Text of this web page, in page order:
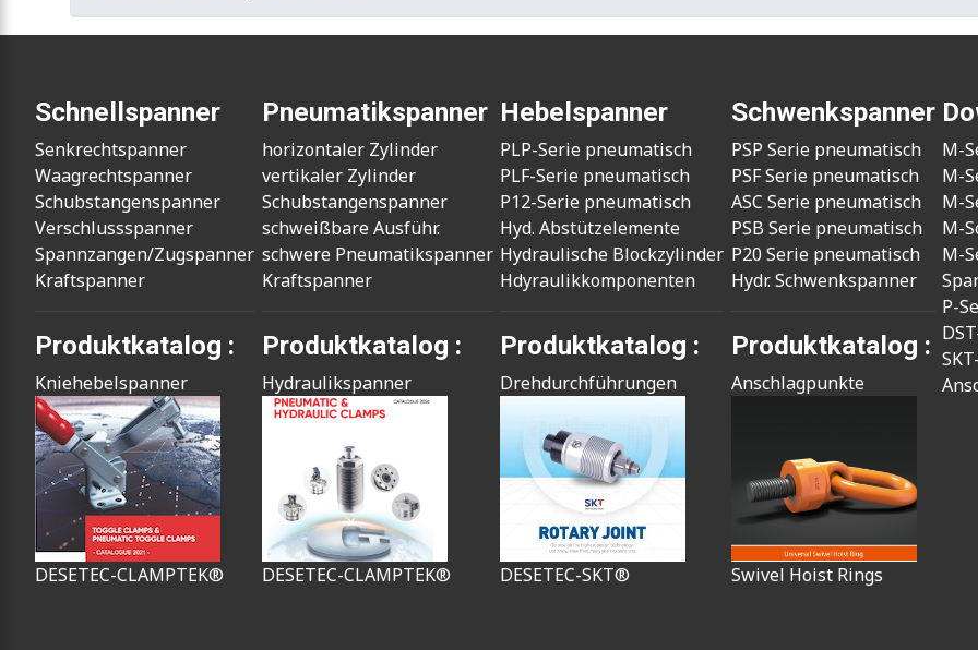
Schnellspanner
Senkrechtspanner
Waagrechtspanner
Schubstangenspanner
Verschlussspanner
Spannzangen/Zugspanner
Kraftspanner
Produktkatalog :
Kniehebelspanner
DESETEC-CLAMPTEK®
Pneumatikspanner
horizontaler Zylinder
vertikaler Zylinder
Schubstangenspanner
schweißbare Ausführ.
schwere Pneumatikspanner
Kraftspanner
Produktkatalog :
Hydraulikspanner
DESETEC-CLAMPTEK®
Hebelspanner
PLP-Serie pneumatisch
PLF-Serie pneumatisch
P12-Serie pneumatisch
Hyd. Abstützelemente
Hydraulische Blockzylinder
Hdyraulikkomponenten
Produktkatalog :
Drehdurchführungen
DESETEC-SKT®
Schwenkspanner
PSP Serie pneumatisch
PSF Serie pneumatisch
ASC Serie pneumatisch
PSB Serie pneumatisch
P20 Serie pneumatisch
Hydr. Schwenkspanner
Produktkatalog :
Anschlagpunkte
Swivel Hoist Rings
M-
M-
M-
M-
M-
P-